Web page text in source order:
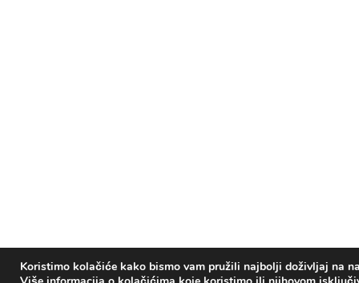
Koristimo kolačiće kako bismo vam pružili najbolji doživljaj na